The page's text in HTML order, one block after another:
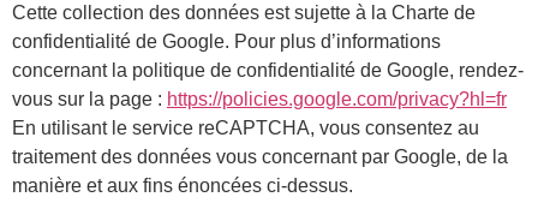
Cette collection des données est sujette à la Charte de
confidentialité de Google. Pour plus d’informations
concernant la politique de confidentialité de Google, rendez-
vous sur la page : https://policies.google.com/privacy?hl=fr
En utilisant le service reCAPTCHA, vous consentez au
traitement des données vous concernant par Google, de la
manière et aux fins énoncées ci-dessus.